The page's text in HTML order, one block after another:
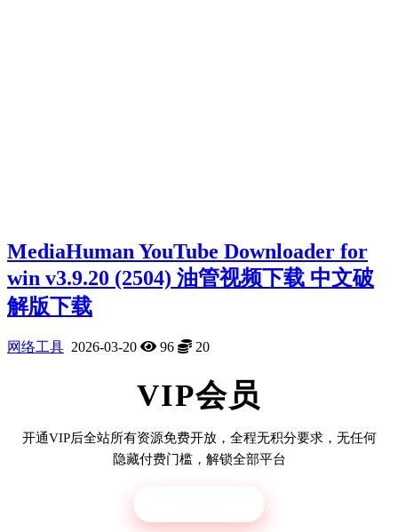
MediaHuman YouTube Downloader for
win v3.9.20 (2504) 油管视频下载 中文破
解版下载
网络工具 2026-03-20 96 20
VIP会员
开通VIP后全站所有资源免费开放，全程无积分要求，无任何
隐藏付费门槛，解锁全部平台